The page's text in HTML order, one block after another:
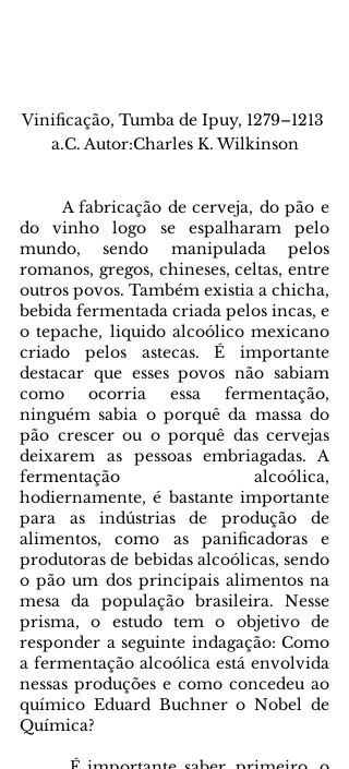
Vinificação, Tumba de Ipuy, 1279–1213
a.C. Autor:Charles K. Wilkinson
do vinho logo se espalharam pelo
mundo, sendo manipulada pelos
romanos, gregos, chineses, celtas, entre
outros povos. Também existia a chicha,
bebida fermentada criada pelos incas, e
o tepache, liquido alcoólico mexicano
criado pelos astecas. É importante
destacar que esses povos não sabiam
como ocorria essa fermentação,
ninguém sabia o porquê da massa do
pão crescer ou o porquê das cervejas
deixarem as pessoas embriagadas. A
fermentação alcoólica,
hodiernamente, é bastante importante
para as indústrias de produção de
alimentos, como as panificadoras e
produtoras de bebidas alcoólicas, sendo
o pão um dos principais alimentos na
mesa da população brasileira. Nesse
prisma, o estudo tem o objetivo de
responder a seguinte indagação: Como
a fermentação alcoólica está envolvida
nessas produções e como concedeu ao
químico Eduard Buchner o Nobel de
Química?